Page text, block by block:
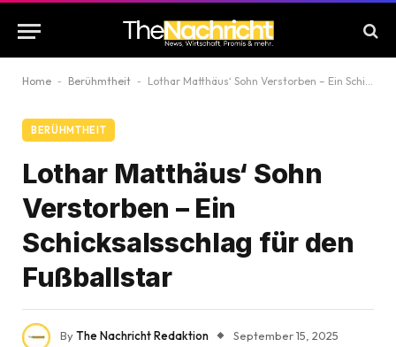
Home - Berühmtheit - Lothar Matthäus‘ Sohn Verstorben – Ein Schicksalsschlag für den Fußballstar
BERÜHMTHEIT
Lothar Matthäus‘ Sohn
Verstorben – Ein
Schicksalsschlag für den
Fußballstar
ByThe Nachricht Redaktion
September 15, 2025